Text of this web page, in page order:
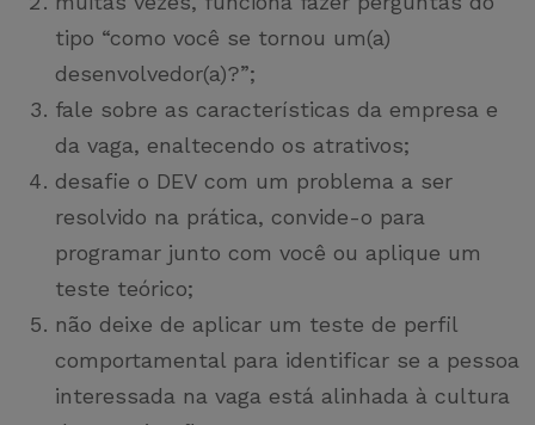
tipo “como você se tornou um(a)
desenvolvedor(a)?”;
fale sobre as características da empresa e
da vaga, enaltecendo os atrativos;
desafie o DEV com um problema a ser
resolvido na prática, convide-o para
programar junto com você ou aplique um
teste teórico;
não deixe de aplicar um teste de perfil
comportamental para identificar se a pessoa
interessada na vaga está alinhada à cultura